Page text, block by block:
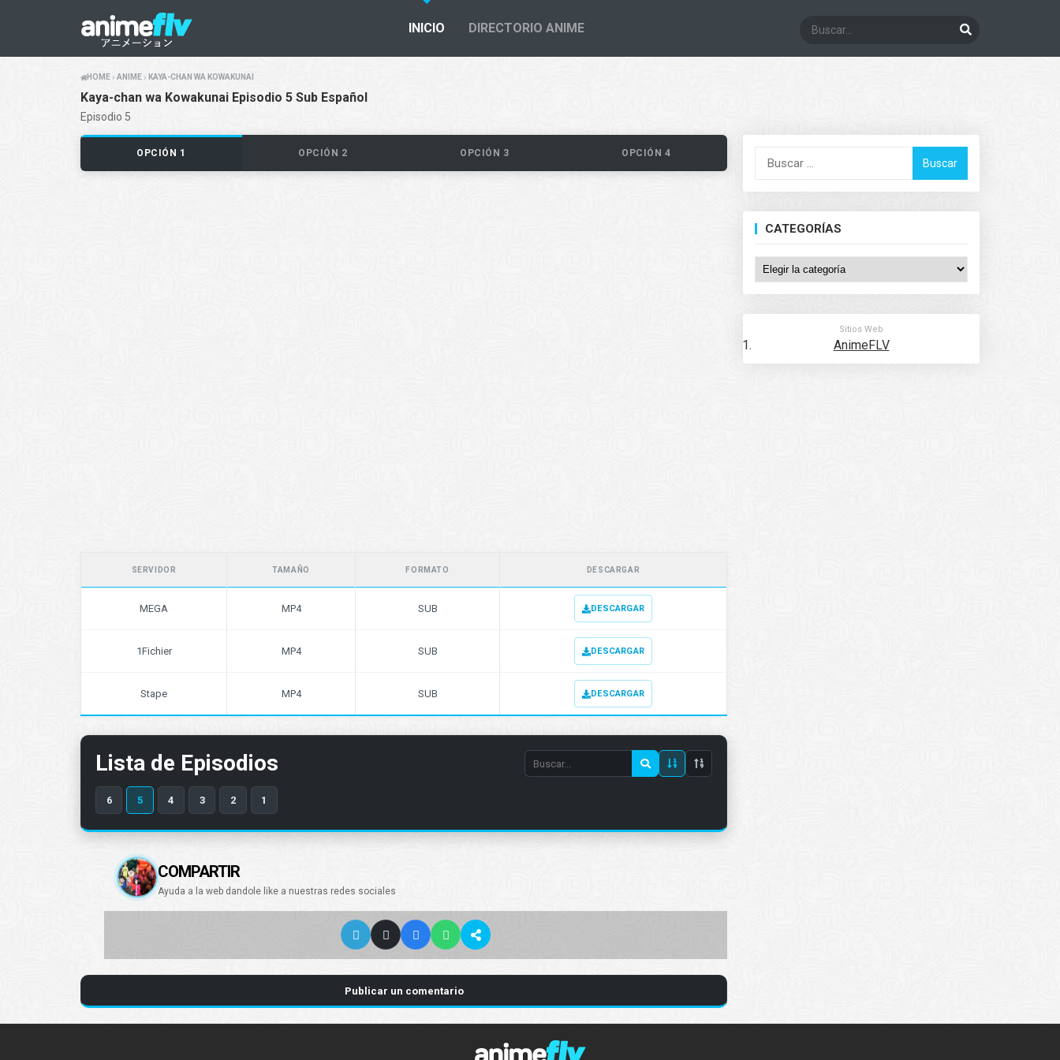
INICIO DIRECTORIO ANIME
HOME ANIME KAYA-CHAN WA KOWAKUNAI
Kaya-chan wa Kowakunai Episodio 5 Sub Español
Episodio 5
OPCIÓN 1 OPCIÓN 2 OPCIÓN 3 OPCIÓN 4
SERVIDOR TAMAÑO FORMATO DESCARGAR
MEGA MP4 SUB DESCARGAR
1Fichier MP4 SUB DESCARGAR
Stape MP4 SUB DESCARGAR
Lista de Episodios
Search
episode
6 5 4 3 2 1
COMPARTIR
Ayuda a la web dandole like a nuestras redes sociales
Publicar un comentario
Buscar:
CATEGORÍAS
Categorías
Sitios Web
AnimeFLV